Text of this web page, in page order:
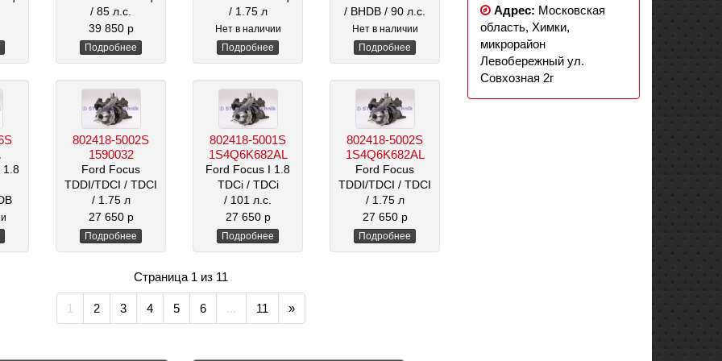
/ 85 л.с.
/ 2000 см3
39 850 р
Подробнее
/ 1.75 л
Нет в наличии
Подробнее
/ BHDB / 90 л.с.
/ 1753 см3
Нет в наличии
Подробнее
1.8
802418-5002S
1590032
Ford Focus
TDDI/TDCI/ TDCI
/ 1.75 л
27 650 р
Подробнее
802418-5001S
1S4Q6K682AL
Ford Focus I 1.8
TDCi / TDCi
/ 101 л.с.
/ 1753 см3
27 650 р
Подробнее
802418-5002S
1S4Q6K682AL
Ford Focus
TDDI/TDCI/ TDCI
/ 1.75 л
27 650 р
Подробнее
Страница 1 из 11
1 2 3 4 5 6 ... 11 »
Адрес: Московская
область, Химки,
микрорайон
Левобережный ул.
Совхозная 2г